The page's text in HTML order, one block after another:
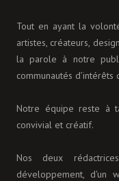
Tout en ayant la
artistes, créateurs,
la parole à notre
communautés
Notre équipe reste à
convivial et créatif.
Nos deux
développement, d'un